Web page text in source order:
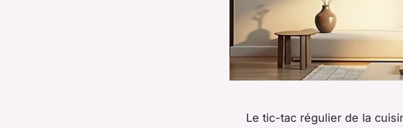
Le tic-tac régulier de la